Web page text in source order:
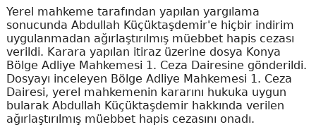
Yerel mahkeme tarafından yapılan yargılama
sonucunda Abdullah Küçüktaşdemir'e hiçbir indirim
uygulanmadan ağırlaştırılmış müebbet hapis cezası
verildi. Karara yapılan itiraz üzerine dosya Konya
Bölge Adliye Mahkemesi 1. Ceza Dairesine gönderildi.
Dosyayı inceleyen Bölge Adliye Mahkemesi 1. Ceza
Dairesi, yerel mahkemenin kararını hukuka uygun
bularak Abdullah Küçüktaşdemir hakkında verilen
ağırlaştırılmış müebbet hapis cezasını onadı.